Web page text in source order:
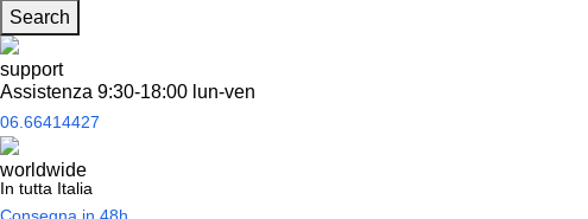
Search
Assistenza 9:30-18:00 lun-ven
06.66414427
In tutta Italia